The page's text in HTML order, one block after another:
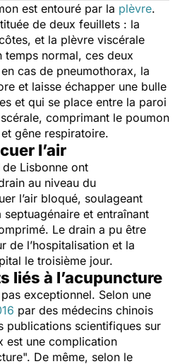
est entouré par la plèvre.
de deux feuillets : la
et la plèvre viscérale
temps normal, ces deux
cas de pneumothorax, la
et laisse échapper une bulle
et qui se place entre la paroi
comprimant le poumon
gêne respiratoire.
l’air
de Lisbonne ont
au niveau du
l’air bloqué, soulageant
et entraînant
Le drain a pu être
de l’hospitalisation et la
le troisième jour.
liés à l’acupuncture
exceptionnel. Selon une
par des médecins chinois
publications scientifiques sur
est une complication
". De même, selon le